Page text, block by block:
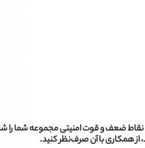
ضعف و قوت امنیتی مجموعه شما را
از همکاری با آن صرف‌نظر کنید.